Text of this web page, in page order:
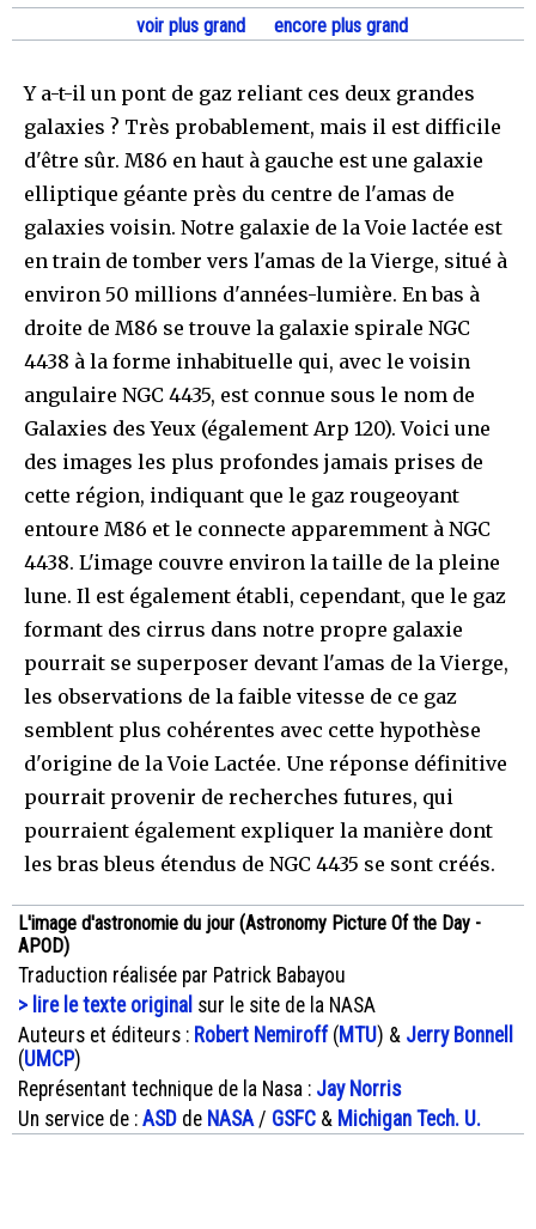
voir plus grand encore plus grand
Y a-t-il un pont de gaz reliant ces deux grandes
galaxies ? Très probablement, mais il est difficile
d'être sûr. M86 en haut à gauche est une galaxie
elliptique géante près du centre de l'amas de
galaxies voisin. Notre galaxie de la Voie lactée est
en train de tomber vers l'amas de la Vierge, situé à
environ 50 millions d'années-lumière. En bas à
droite de M86 se trouve la galaxie spirale NGC
4438 à la forme inhabituelle qui, avec le voisin
angulaire NGC 4435, est connue sous le nom de
Galaxies des Yeux (également Arp 120). Voici une
des images les plus profondes jamais prises de
cette région, indiquant que le gaz rougeoyant
entoure M86 et le connecte apparemment à NGC
4438. L'image couvre environ la taille de la pleine
lune. Il est également établi, cependant, que le gaz
formant des cirrus dans notre propre galaxie
pourrait se superposer devant l'amas de la Vierge,
les observations de la faible vitesse de ce gaz
semblent plus cohérentes avec cette hypothèse
d'origine de la Voie Lactée. Une réponse définitive
pourrait provenir de recherches futures, qui
pourraient également expliquer la manière dont
les bras bleus étendus de NGC 4435 se sont créés.
L'image d'astronomie du jour (Astronomy Picture Of the Day -
APOD)
Traduction réalisée par Patrick Babayou
> lire le texte original sur le site de la NASA
Auteurs et éditeurs : Robert Nemiroff(MTU) & Jerry Bonnell
(UMCP)
Représentant technique de la Nasa : Jay Norris
Un service de : ASD de NASA / GSFC & Michigan Tech. U.